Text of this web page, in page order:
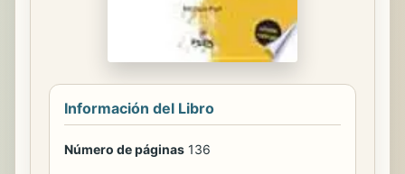
Información del Libro
Número de páginas 136